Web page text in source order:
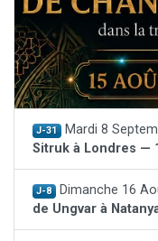
J-31 Mardi 8
Sitruk à Londres —
J-8 Dimanche 16
de Ungvar à